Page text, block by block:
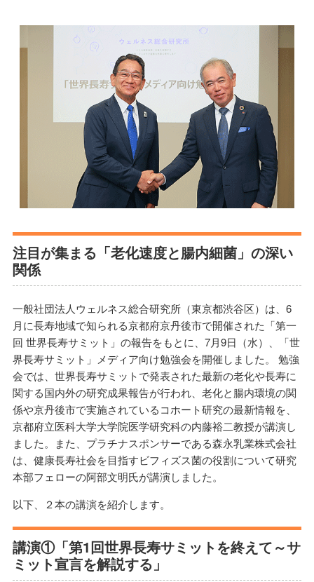
注目が集まる「老化速度と腸内細菌」の深い
関係
一般社団法人ウェルネス総合研究所（東京都渋谷区）は、6
月に長寿地域で知られる京都府京丹後市で開催された「第一
回 世界長寿サミット」の報告をもとに、7月9日（水）、「世
界長寿サミット」メディア向け勉強会を開催しました。 勉強
会では、世界長寿サミットで発表された最新の老化や長寿に
関する国内外の研究成果報告が行われ、老化と腸内環境の関
係や京丹後市で実施されているコホート研究の最新情報を、
京都府立医科大学大学院医学研究科の内藤裕二教授が講演し
ました。また、プラチナスポンサーである森永乳業株式会社
は、健康長寿社会を目指すビフィズス菌の役割について研究
本部フェローの阿部文明氏が講演しました。
以下、２本の講演を紹介します。
講演①「第1回世界長寿サミットを終えて～サ
ミット宣言を解説する」